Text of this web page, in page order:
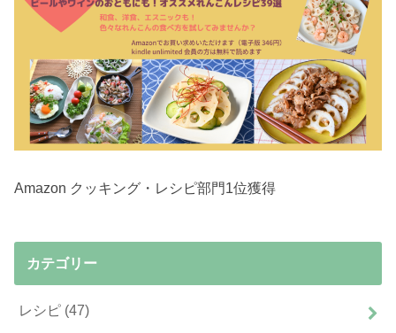
Amazon クッキング・レシピ部門1位獲得
カテゴリー
レシピ (47)